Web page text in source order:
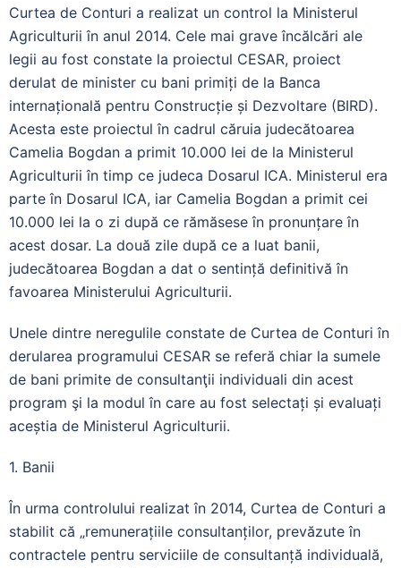
Curtea de Conturi a realizat un control la Ministerul
Agriculturii în anul 2014. Cele mai grave încălcări ale
legii au fost constate la proiectul CESAR, proiect
derulat de minister cu bani primiți de la Banca
internațională pentru Construcție și Dezvoltare (BIRD).
Acesta este proiectul în cadrul căruia judecătoarea
Camelia Bogdan a primit 10.000 lei de la Ministerul
Agriculturii în timp ce judeca Dosarul ICA. Ministerul era
parte în Dosarul ICA, iar Camelia Bogdan a primit cei
10.000 lei la o zi după ce rămăsese în pronunțare în
acest dosar. La două zile după ce a luat banii,
judecătoarea Bogdan a dat o sentință definitivă în
favoarea Ministerului Agriculturii.
Unele dintre neregulile constate de Curtea de Conturi în
derularea programului CESAR se referă chiar la sumele
de bani primite de consultanţii individuali din acest
program şi la modul în care au fost selectați și evaluați
aceștia de Ministerul Agriculturii.
1. Banii
În urma controlului realizat în 2014, Curtea de Conturi a
stabilit că „remunerațiile consultanților, prevăzute în
contractele pentru serviciile de consultanță individuală,